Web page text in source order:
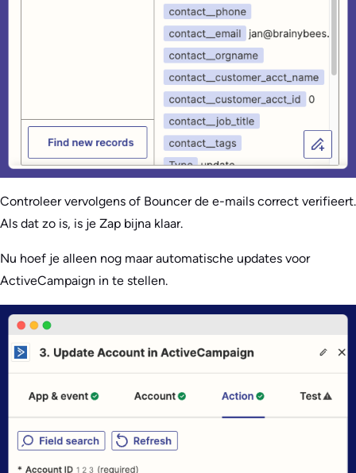
Controleer vervolgens of Bouncer de e-mails correct verifieert.
Als dat zo is, is je Zap bijna klaar.
Nu hoef je alleen nog maar automatische updates voor
ActiveCampaign in te stellen.